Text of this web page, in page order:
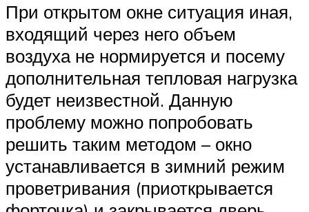
При открытом окне ситуация иная,
входящий через него объем
воздуха не нормируется и посему
дополнительная тепловая нагрузка
будет неизвестной. Данную
проблему можно попробовать
решить таким методом – окно
устанавливается в зимний режим
проветривания (приоткрывается